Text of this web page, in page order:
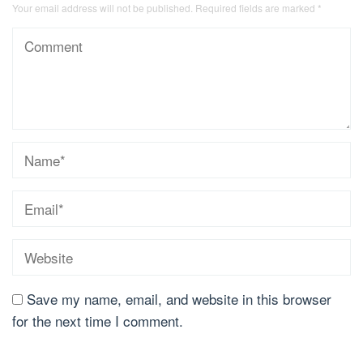
Your email address will not be published. Required fields are marked *
Save my name, email, and website in this browser
for the next time I comment.